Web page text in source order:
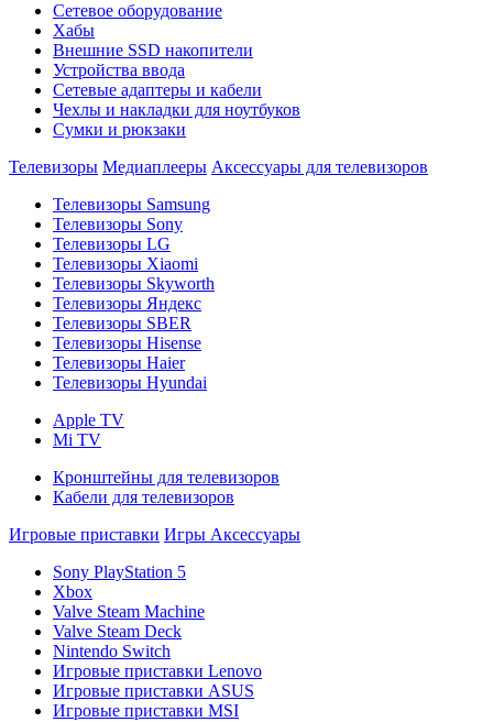
Сетевое оборудование
Хабы
Внешние SSD накопители
Устройства ввода
Сетевые адаптеры и кабели
Чехлы и накладки для ноутбуков
Сумки и рюкзаки
Телевизоры Медиаплееры Аксессуары для телевизоров
Телевизоры Samsung
Телевизоры Sony
Телевизоры LG
Телевизоры Xiaomi
Телевизоры Skyworth
Телевизоры Яндекс
Телевизоры SBER
Телевизоры Hisense
Телевизоры Haier
Телевизоры Hyundai
Apple TV
Mi TV
Кронштейны для телевизоров
Кабели для телевизоров
Игровые приставки Игры Аксессуары
Sony PlayStation 5
Xbox
Valve Steam Machine
Valve Steam Deck
Nintendo Switch
Игровые приставки Lenovo
Игровые приставки ASUS
Игровые приставки MSI